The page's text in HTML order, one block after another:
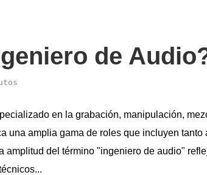
de
en la grabación, manipulación,
una amplia gama de roles que incluyen tanto
amplitud del término "ingeniero de audio"